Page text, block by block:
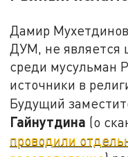
Дамир
ДУМ, не является
среди мусульман
источники в
Будущий
Гайнутдина (о
проводили